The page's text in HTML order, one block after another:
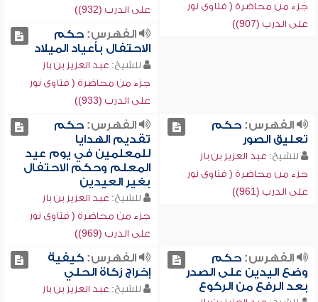
جزء من محاضرة ( فتاوى نور
على الدرب (907))
على الدرب (932))
الفهرس:حكم
الاحتفال بأعياد الميلاد
للشيخ: عبد العزيز بن باز
جزء من محاضرة ( فتاوى نور
على الدرب (933))
الفهرس:حكم
تعليق الصور
للشيخ: عبد العزيز بن باز
جزء من محاضرة ( فتاوى نور
على الدرب (961))
الفهرس:حكم
تقديم الهدايا
للمعلمين في يوم عيد
المعلم وحكم الاحتفال
بغير العيدين
للشيخ: عبد العزيز بن باز
جزء من محاضرة ( فتاوى نور
على الدرب (969))
الفهرس:حكم
وضع اليدين على الصدر
بعد الرفع من الركوع
الفهرس:كيفية
إخراج زكاة الحلي
للشيخ: عبد العزيز بن باز